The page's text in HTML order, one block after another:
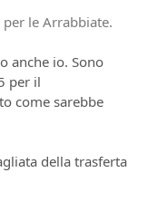
le Arrabbiate.
anche io. Sono
per il
come sarebbe
della trasferta